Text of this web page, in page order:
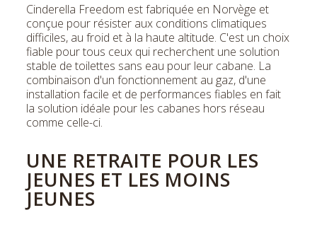
Cinderella Freedom est fabriquée en Norvège et
conçue pour résister aux conditions climatiques
difficiles, au froid et à la haute altitude. C'est un choix
fiable pour tous ceux qui recherchent une solution
stable de toilettes sans eau pour leur cabane. La
combinaison d'un fonctionnement au gaz, d'une
installation facile et de performances fiables en fait
la solution idéale pour les cabanes hors réseau
comme celle-ci.
UNE RETRAITE POUR LES
JEUNES ET LES MOINS
JEUNES